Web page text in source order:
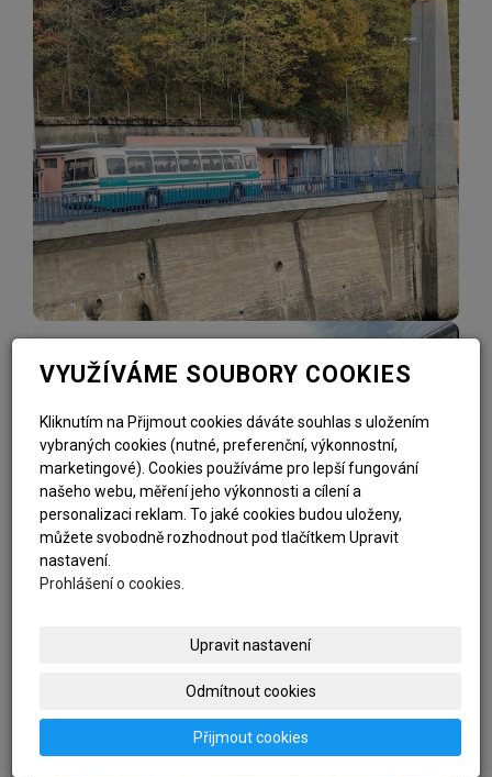
VYUŽÍVÁME SOUBORY COOKIES
Kliknutím na Přijmout cookies dáváte souhlas s uložením
vybraných cookies (nutné, preferenční, výkonnostní,
marketingové). Cookies používáme pro lepší fungování
našeho webu, měření jeho výkonnosti a cílení a
personalizaci reklam. To jaké cookies budou uloženy,
můžete svobodně rozhodnout pod tlačítkem Upravit
nastavení.
Prohlášení o cookies.
Upravit nastavení
Odmítnout cookies
Přijmout cookies